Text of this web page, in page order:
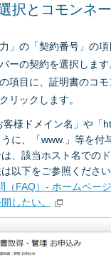
択とコモンネ
」の「契約番号」の
ーの契約を選択します
項目に、証明書のコモ
リックします。
様ドメイン名」や「
に、「www.」等を付
、該当ホスト名での
以下をご参照ください
（FAQ）- ホームペー
したい。